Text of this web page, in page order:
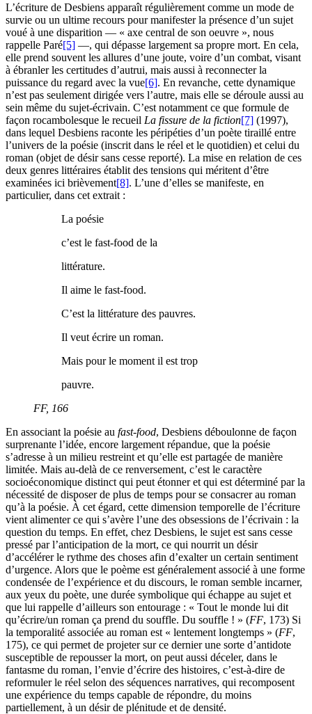
L’écriture de Desbiens apparaît régulièrement comme un mode de
survie ou un ultime recours pour manifester la présence d’un sujet
voué à une disparition — « axe central de son oeuvre », nous
rappelle Paré[5] —, qui dépasse largement sa propre mort. En cela,
elle prend souvent les allures d’une joute, voire d’un combat, visant
à ébranler les certitudes d’autrui, mais aussi à reconnecter la
puissance du regard avec la vue[6]. En revanche, cette dynamique
n’est pas seulement dirigée vers l’autre, mais elle se déroule aussi au
sein même du sujet-écrivain. C’est notamment ce que formule de
façon rocambolesque le recueil La fissure de la fiction[7] (1997),
dans lequel Desbiens raconte les péripéties d’un poète tiraillé entre
l’univers de la poésie (inscrit dans le réel et le quotidien) et celui du
roman (objet de désir sans cesse reporté). La mise en relation de ces
deux genres littéraires établit des tensions qui méritent d’être
examinées ici brièvement[8]. L’une d’elles se manifeste, en
particulier, dans cet extrait :
La poésie
c’est le fast-food de la
littérature.
Il aime le fast-food.
C’est la littérature des pauvres.
Il veut écrire un roman.
Mais pour le moment il est trop
pauvre.
FF, 166
En associant la poésie au fast-food, Desbiens déboulonne de façon
surprenante l’idée, encore largement répandue, que la poésie
s’adresse à un milieu restreint et qu’elle est partagée de manière
limitée. Mais au-delà de ce renversement, c’est le caractère
socioéconomique distinct qui peut étonner et qui est déterminé par la
nécessité de disposer de plus de temps pour se consacrer au roman
qu’à la poésie. À cet égard, cette dimension temporelle de l’écriture
vient alimenter ce qui s’avère l’une des obsessions de l’écrivain : la
question du temps. En effet, chez Desbiens, le sujet est sans cesse
pressé par l’anticipation de la mort, ce qui nourrit un désir
d’accélérer le rythme des choses afin d’exalter un certain sentiment
d’urgence. Alors que le poème est généralement associé à une forme
condensée de l’expérience et du discours, le roman semble incarner,
aux yeux du poète, une durée symbolique qui échappe au sujet et
que lui rappelle d’ailleurs son entourage : « Tout le monde lui dit
qu’écrire/un roman ça prend du souffle. Du souffle ! » (FF, 173) Si
la temporalité associée au roman est « lentement longtemps » (FF,
175), ce qui permet de projeter sur ce dernier une sorte d’antidote
susceptible de repousser la mort, on peut aussi déceler, dans le
fantasme du roman, l’envie d’écrire des histoires, c’est-à-dire de
reformuler le réel selon des séquences narratives, qui recomposent
une expérience du temps capable de répondre, du moins
partiellement, à un désir de plénitude et de densité.